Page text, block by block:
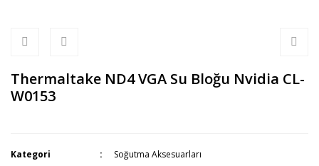
Thermaltake ND4 VGA Su Bloğu Nvidia CL-
W0153
Kategori
Soğutma Aksesuarları